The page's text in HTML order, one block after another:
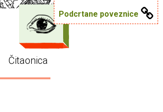
Podcrtane poveznice
Čitaonica